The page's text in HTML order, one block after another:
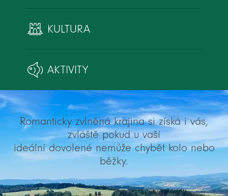
KULTURA
AKTIVITY
Romanticky zvlněná krajina si získá i vás,
zvláště pokud u vaší
ideální dovolené nemůže chybět kolo nebo
běžky.